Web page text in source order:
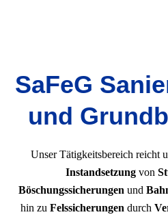
SaFeG
und
Unser Tätigkeitsbereich reicht
Instandsetzung von
Böschungssicherungen und
hin zu Felssicherungen durch